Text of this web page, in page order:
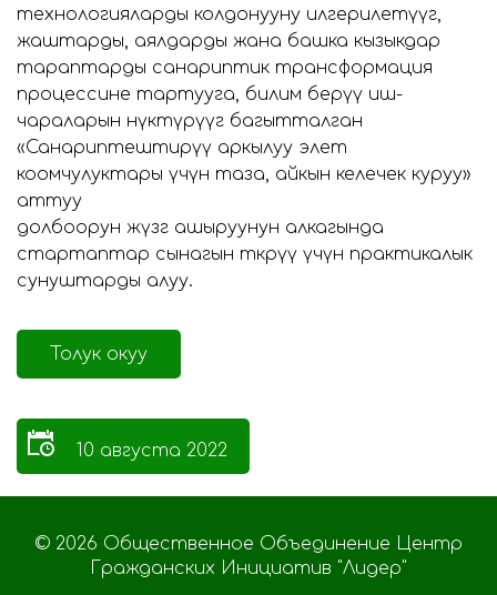
технологияларды колдонууну илгерилетүүгө,
жаштарды, аялдарды жана башка кызыкдар
тараптарды санариптик трансформация
процессине тартууга, билим берүү иш-
чараларын өнүктүрүүгө багытталган
«Санариптештирүү аркылуу элет
коомчулуктары үчүн таза, айкын келечек куруу»
аттуу
долбоорун жүзөгө ашыруунун алкагында
стартаптар сынагын өткөрүү үчүн практикалык
сунуштарды алуу.
Толук окуу
10 августа 2022
© 2026 Общественное Объединение Центр
Гражданских Инициатив "Лидер"